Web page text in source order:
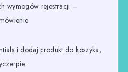
wymogów rejestracji –
i dodaj produkt do koszyka,